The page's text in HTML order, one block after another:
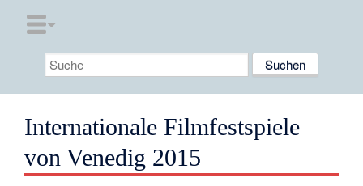
Internationale Filmfestspiele
von Venedig 2015